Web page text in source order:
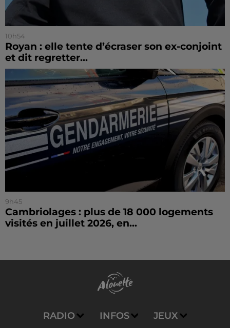
10h54
Royan : elle tente d’écraser son ex-conjoint
et dit regretter...
9h45
Cambriolages : plus de 18 000 logements
visités en juillet 2026, en...
RADIO INFOS JEUX